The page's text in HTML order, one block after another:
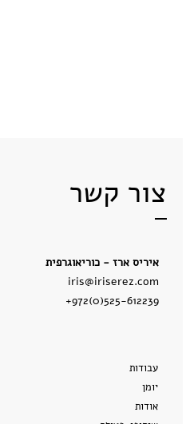
צור קשר
איריס ארז - כוריאוגרפית
iris@iriserez.com
+972(0)525-612239
עבודות
יומן
אודות